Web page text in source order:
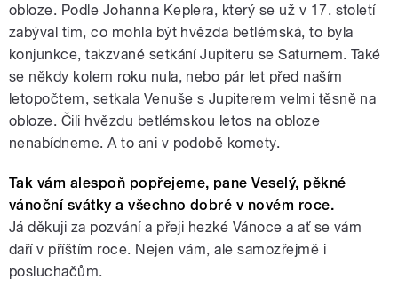
obloze. Podle Johanna Keplera, který se už v 17. století
zabýval tím, co mohla být hvězda betlémská, to byla
konjunkce, takzvané setkání Jupiteru se Saturnem. Také
se někdy kolem roku nula, nebo pár let před naším
letopočtem, setkala Venuše s Jupiterem velmi těsně na
obloze. Čili hvězdu betlémskou letos na obloze
nenabídneme. A to ani v podobě komety.
Tak vám alespoň popřejeme, pane Veselý, pěkné
vánoční svátky a všechno dobré v novém roce.
Já děkuji za pozvání a přeji hezké Vánoce a ať se vám
daří v příštím roce. Nejen vám, ale samozřejmě i
posluchačům.